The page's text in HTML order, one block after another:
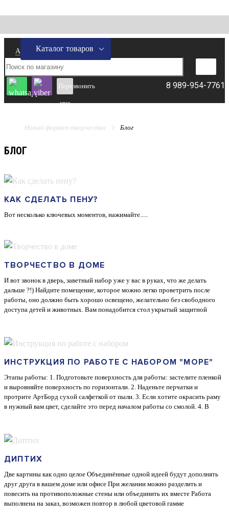
Адрес склада
Перезвонить
мне
8 989-954-7761
Каталог товаров
Новый формат творчества Блог
БЛОГ
КАК СДЕЛАТЬ ПЕНУ?
Вот несколько ключевых моментов, нажимайте.....
ТВОРЧЕСТВО В ДОМЕ
И вот звонок в дверь, заветный набор уже у вас в руках, что же делать
дальше ?!) Найдите помещение, которое можно легко проветрить после
работы, оно должно быть хорошо освещено, желательно без свободного
доступа детей и животных. Вам понадобится стол укрытый защитной
ИНСТРУКЦИЯ ПО РАБОТЕ С НАБОРОМ "МОРЕ"
Этапы работы: 1. Подготовьте поверхность для работы: застелите пленкой
и выровняйте поверхность по горизонтали. 2. Наденьте перчатки и
протрите АртБорд сухой салфеткой от пыли. 3. Если хотите окрасить раму
в нужный вам цвет, сделайте это перед началом работы со смолой. 4. В
шесть маленьких стаканчиков. Один оставьте с прозрачной смолой. В
четыре - добавьте по несколько капель разных красителей, в каждый
стаканчик свой цвет. Океанический краситель в стаканчик ...
ДИПТИХ
Две картины как одно целое Объединённые одной идеей будут дополнять
друг друга в вашем доме или офисе При желании можно разделить и
повесить на противоположные стены или объединить их вместе Работа
выполнена на заказ, возможен повтор в любой цветовой гамме